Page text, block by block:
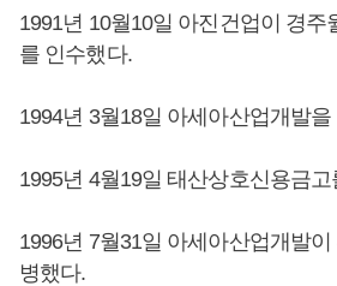
1991년 10월10일 아진건업이 경주
를 인수했다.
1994년 3월18일 아세아산업개발
1995년 4월19일 태산상호신용금
1996년 7월31일 아세아산업개발
병했다.